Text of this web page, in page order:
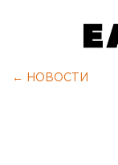
← НОВОСТИ